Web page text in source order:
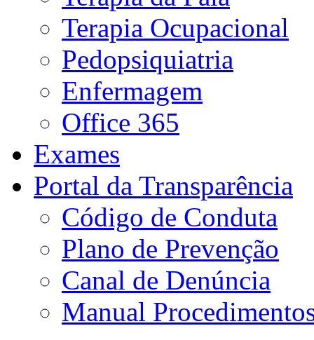
Terapia Ocupacional
Pedopsiquiatria
Enfermagem
Office 365
Exames
Portal da Transparência
Código de Conduta
Plano de Prevenção
Canal de Denúncia
Manual